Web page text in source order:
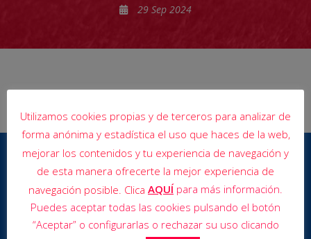
29 Sep 2024
Utilizamos cookies propias y de terceros para analizar de
forma anónima y estadística el uso que haces de la web,
mejorar los contenidos y tu experiencia de navegación y
de esta manera ofrecerte la mejor experiencia de
navegación posible. Clica AQUÍpara más información.
Puedes aceptar todas las cookies pulsando el botón
“Aceptar” o configurarlas o rechazar su uso clicando